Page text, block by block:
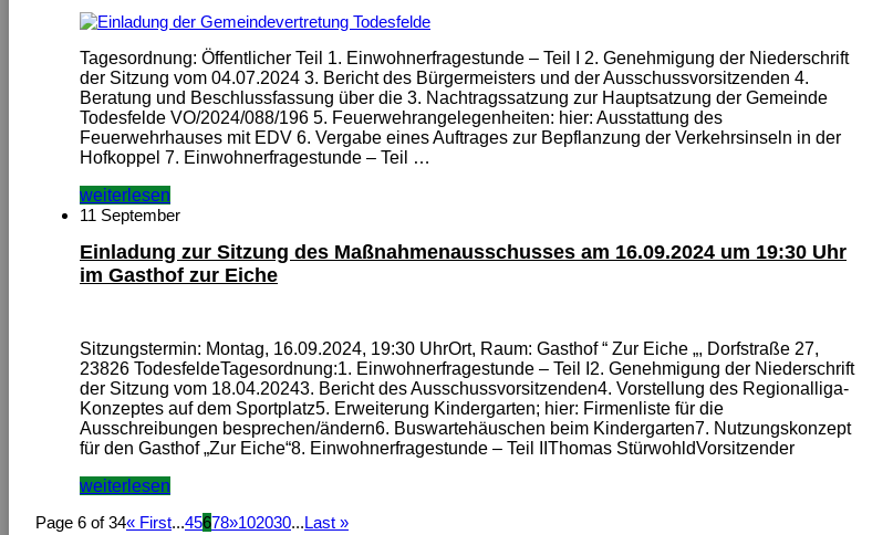
Tagesordnung: Öffentlicher Teil 1. Einwohnerfragestunde – Teil I 2. Genehmigung der Niederschrift
der Sitzung vom 04.07.2024 3. Bericht des Bürgermeisters und der Ausschussvorsitzenden 4.
Beratung und Beschlussfassung über die 3. Nachtragssatzung zur Hauptsatzung der Gemeinde
Todesfelde VO/2024/088/196 5. Feuerwehrangelegenheiten: hier: Ausstattung des
Feuerwehrhauses mit EDV 6. Vergabe eines Auftrages zur Bepflanzung der Verkehrsinseln in der
Hofkoppel 7. Einwohnerfragestunde – Teil …
weiterlesen
11 September
Einladung zur Sitzung des Maßnahmenausschusses am 16.09.2024 um 19:30 Uhr
im Gasthof zur Eiche
Sitzungstermin: Montag, 16.09.2024, 19:30 UhrOrt, Raum: Gasthof “ Zur Eiche „, Dorfstraße 27,
23826 TodesfeldeTagesordnung:1. Einwohnerfragestunde – Teil I2. Genehmigung der Niederschrift
der Sitzung vom 18.04.20243. Bericht des Ausschussvorsitzenden4. Vorstellung des Regionalliga-
Konzeptes auf dem Sportplatz5. Erweiterung Kindergarten; hier: Firmenliste für die
Ausschreibungen besprechen/ändern6. Buswartehäuschen beim Kindergarten7. Nutzungskonzept
für den Gasthof „Zur Eiche“8. Einwohnerfragestunde – Teil IIThomas StürwohldVorsitzender
weiterlesen
Page 6 of 34« First...45678»102030...Last »